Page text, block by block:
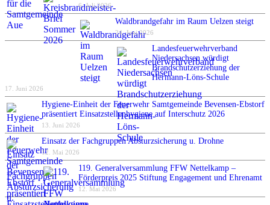
6. Juli 2026
Waldbrandgefahr im Raum Uelzen steigt
24. Juni 2026
Landesfeuerwehrverband
Niedersachsen würdigt
Brandschutzerziehung der
Hermann-Löns-Schule
17. Juni 2026
Hygiene-Einheit der Feuerwehr Samtgemeinde Bevensen-Ebstorf
präsentiert Einsatzstellenhygiene auf Interschutz 2026
13. Juni 2026
Einsatz der Fachgruppen Absturzsicherung u. Drohne
12. Mai 2026
119. Generalversammlung FFW Nettelkamp –
Förderpreis 2025 Stiftung Engagement und Ehrenamt
12. Mai 2026